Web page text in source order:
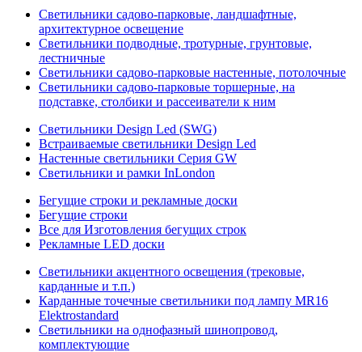
Светильники садово-парковые, ландшафтные,
архитектурное освещение
Светильники подводные, тротурные, грунтовые,
лестничные
Светильники садово-парковые настенные, потолочные
Светильники садово-парковые торшерные, на
подставке, столбики и рассеиватели к ним
Светильники Design Led (SWG)
Встраиваемые светильники Design Led
Настенные светильники Серия GW
Светильники и рамки InLondon
Бегущие строки и рекламные доски
Бегущие строки
Все для Изготовления бегущих строк
Рекламные LED доски
Светильники акцентного освещения (трековые,
карданные и т.п.)
Карданные точечные светильники под лампу MR16
Elektrostandard
Светильники на однофазный шинопровод,
комплектующие